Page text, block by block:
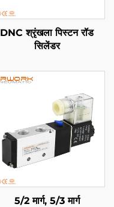
DNC श्रृंखला पिस्टन रॉड
सिलेंडर
5/2 मार्ग, 5/3 मार्ग